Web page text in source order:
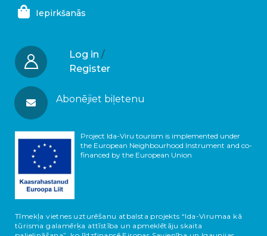
Iepirkšanās
Log in /
Register
Abonējiet biļetenu
Project Ida-Viru tourism is implemented under
the European Neighbourhood Instrument and co-
financed by the European Union
Tīmekļa vietnes uzturēšanu atbalsta projekts “Ida-Virumaa kā
tūrisma galamērķa attīstība un apmeklētāju skaita